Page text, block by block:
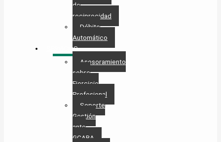
de
reciprocidad
Débito
Automático
SERVICIOS
Asesoramiento
sobre
Ejercicio
Profesional
Soporte
Gestión
ante
GCABA